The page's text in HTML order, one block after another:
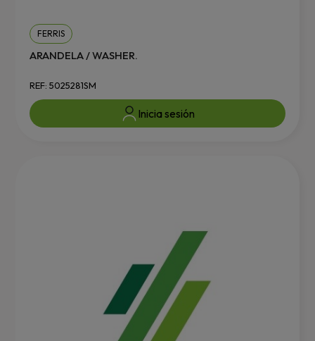
FERRIS
ARANDELA / WASHER.
REF: 5025281SM
Inicia sesión